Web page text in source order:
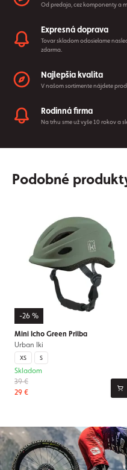
Od predaja, cez komponenty a
Expresná doprava
Tovar skladom odosielame
zdarma.
Najlepšia kvalita
V našom sortimente nájdete
Rodinná firma
Na trhu sme už vyše 10 rokov a
Podobné
-26 %
Mini Icho Green Prilba
Urban Iki
XS S
39 €
29 €
Skladom